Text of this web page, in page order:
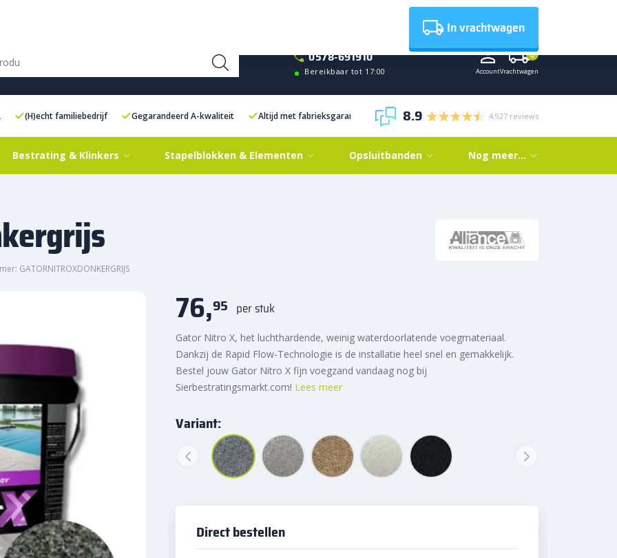
0578-691910
Bereikbaar tot 17:00 AccountVrachtwagen
0
(H)echt familiebedrijf Gegarandeerd A-kwaliteit Altijd met fabrieksgarantie 8.9 4.927 reviews
Bestrating & Klinkers Stapelblokken & Elementen Opsluitbanden Nog meer…
GATORNITROXDONKERGRIJS
76,95 per stuk
Gator Nitro X, het luchthardende, weinig waterdoorlatende voegmateriaal.
Dankzij de Rapid Flow-Technologie is de installatie heel snel en gemakkelijk.
Bestel jouw Gator Nitro X fijn voegzand vandaag nog bij
Sierbestratingsmarkt.com! Lees meer
Variant:
Direct bestellen
In vrachtwagen